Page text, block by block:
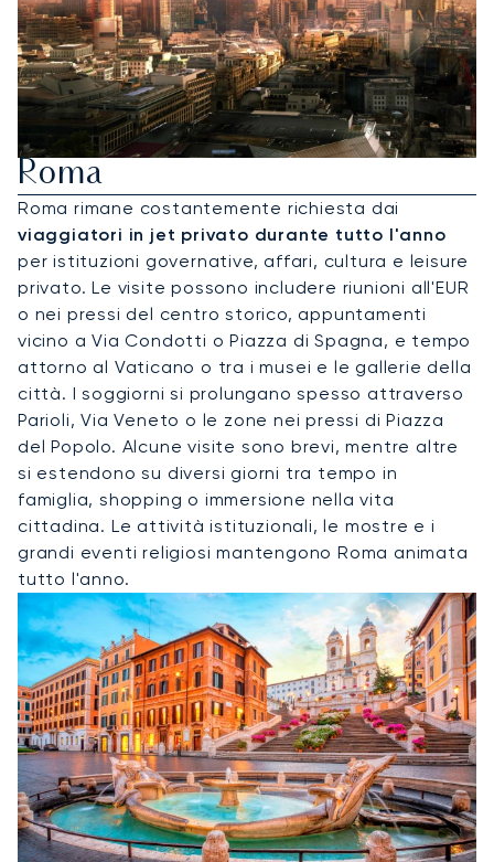
Noleggia Un Jet Privato Per
Roma
Roma rimane costantemente richiesta dai
viaggiatori in jet privato durante tutto l'anno
per istituzioni governative, affari, cultura e leisure
privato. Le visite possono includere riunioni all'EUR
o nei pressi del centro storico, appuntamenti
vicino a Via Condotti o Piazza di Spagna, e tempo
attorno al Vaticano o tra i musei e le gallerie della
città. I soggiorni si prolungano spesso attraverso
Parioli, Via Veneto o le zone nei pressi di Piazza
del Popolo. Alcune visite sono brevi, mentre altre
si estendono su diversi giorni tra tempo in
famiglia, shopping o immersione nella vita
cittadina. Le attività istituzionali, le mostre e i
grandi eventi religiosi mantengono Roma animata
tutto l'anno.